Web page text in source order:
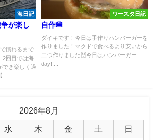
海日記
が楽し
慣れるまで
2回目では海
でき楽しく過
ワースタ日記
自作🍔
ダイキです！今日は手作りハンバーガーを
作りました！マクドで食べるより安いから
二つ作りました🙌今日はハンバーガー
day!!...
2026年8月
水 木 金 土 日